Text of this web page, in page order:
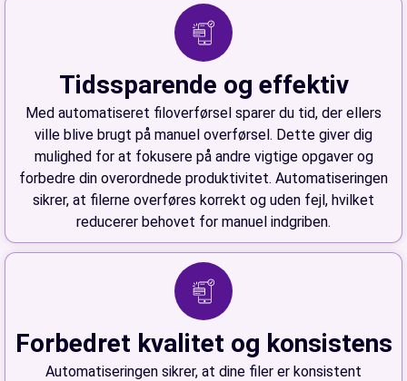
Tidssparende og effektiv
Med automatiseret filoverførsel sparer du tid, der ellers
ville blive brugt på manuel overførsel. Dette giver dig
mulighed for at fokusere på andre vigtige opgaver og
forbedre din overordnede produktivitet. Automatiseringen
sikrer, at filerne overføres korrekt og uden fejl, hvilket
reducerer behovet for manuel indgriben.
Forbedret kvalitet og konsistens
Automatiseringen sikrer, at dine filer er konsistent